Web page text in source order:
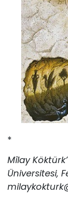
*
Mîlay
Üniversitesi,